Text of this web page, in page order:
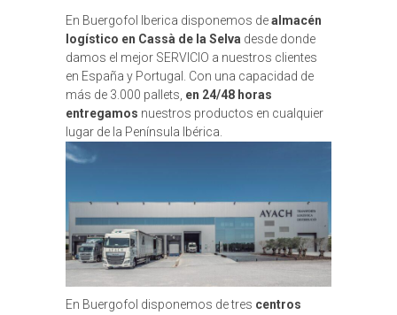
En Buergofol Iberica disponemos dealmacén
logístico en Cassà de la Selva desde donde
damos el mejor SERVICIO a nuestros clientes
en España y Portugal. Con una capacidad de
más de 3.000 pallets, en 24/48 horas
entregamos nuestros productos en cualquier
lugar de la Península Ibérica.
En Buergofol disponemos de tres centros